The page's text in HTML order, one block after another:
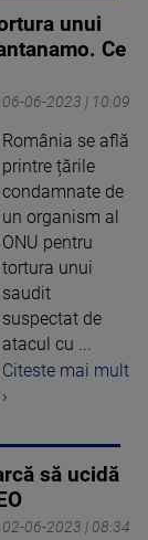
unui
Ce
06-06-2023 | 10:09
România se află
printre țările
condamnate de
un organism al
ONU pentru
tortura unui
saudit
suspectat de
atacul cu ...
Citeste mai mult
›
să ucidă
02-06-2023 | 08:34